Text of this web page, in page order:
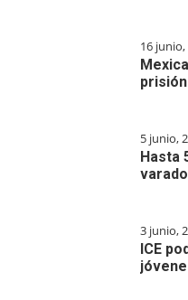
16 junio,
5 junio,
Hasta
3 junio,
ICE